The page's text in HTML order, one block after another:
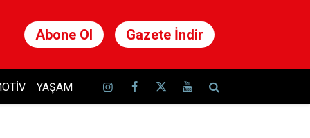
Abone Ol Gazete İndir
YAŞAM